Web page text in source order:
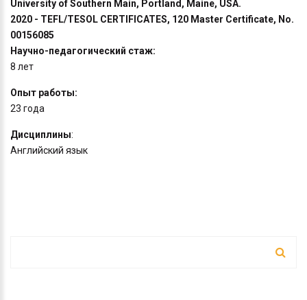
University of Southern Main, Portland, Maine, USA.
2020 - TEFL/TESOL CERTIFICATES, 120 Master Certificate, No.
00156085
Научно-педагогический стаж:
8 лет
Опыт работы:
23 года
Дисциплины:
Английский язык